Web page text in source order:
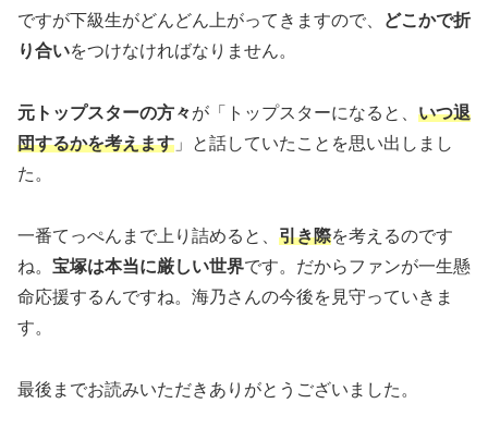
ですが下級生がどんどん上がってきますので、
どこかで折
り合いをつけなければなりません。
元トップスターの方々が「トップスターになると、 いつ退
団するかを考えます 」と話していたことを思い出しまし
た。
一番てっぺんまで上り詰めると、 引き際を考えるのです
ね。 宝塚は本当に厳しい世界です。だからファンが一生懸
命応援するんですね。海乃さんの今後を見守っていきま
す。
最後までお読みいただきありがとうございました。